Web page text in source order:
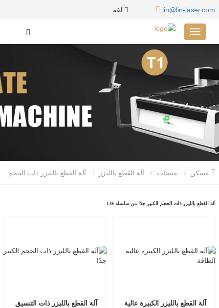
lin@lin-laser.com لغة
منتجات آلة القطع بالليزر آلة القطع بالليزر ذات الحجم
آلة القطع بالليزر ذات الحجم الكبير جدًا من سلسلة LG